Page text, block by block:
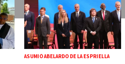
ASUMIÓ ABELARDO DE LA ESPRIELLA